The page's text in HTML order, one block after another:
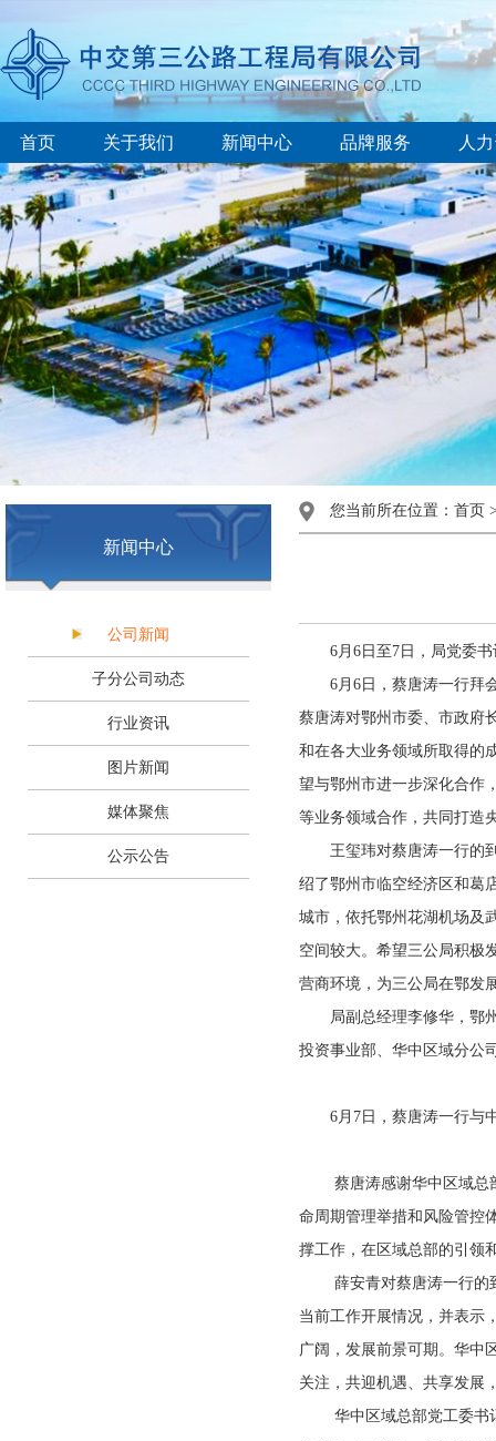
首页 关于我们 新闻中心 品牌服务 人
新闻中心
公司新闻
子分公司动态
行业资讯
图片新闻
媒体聚焦
公示公告
您当前所在位置： 首页
6月6日至7日，局党委书
6月6日，蔡唐涛一行拜会
蔡唐涛对鄂州市委、市政府
和在各大业务领域所取得的
望与鄂州市进一步深化合作
等业务领域合作，共同打造
王玺玮对蔡唐涛一行的到
绍了鄂州市临空经济区和葛
城市，依托鄂州花湖机场及
空间较大。希望三公局积极
营商环境，为三公局在鄂发
局副总经理李修华，鄂州
投资事业部、华中区域分公
6月7日，蔡唐涛一行与中
蔡唐涛感谢华中区域总部
命周期管理举措和风险管控
撑工作，在区域总部的引领
薛安青对蔡唐涛一行的到
当前工作开展情况，并表示
广阔，发展前景可期。华中
关注，共迎机遇、共享发展
华中区域总部党工委书记